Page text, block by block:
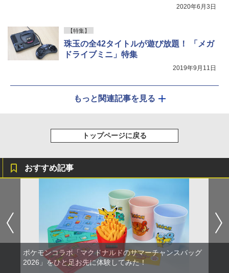
2020年6月3日
【特集】
珠玉の全42タイトルが遊び放題！ 「メガ
ドライブミニ」特集
2019年9月11日
もっと関連記事を見る
トップページに戻る
おすすめ記事
ポケモンコラボ「マクドナルドのサマーチャンスバッグ
2026」をひと足お先に体験してみた！